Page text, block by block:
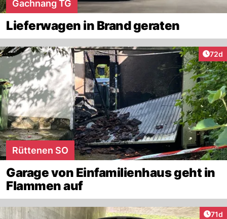
Gachnang TG
Lieferwagen in Brand geraten
72d
Rüttenen SO
Garage von Einfamilienhaus geht in
Flammen auf
71d